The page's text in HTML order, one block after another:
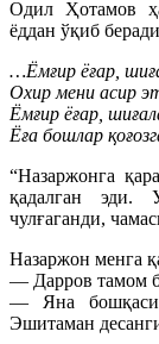
Одил Ҳотамов
ёддан ўқиб
…Ёмғир ёғар,
Охир мени асир
Ёмғир ёғар,
Ёға бошлар
“Назаржонга
қадалган эди.
чулғаганди,
Назаржон менга
— Дарров тамом
— Яна
Эшитаман